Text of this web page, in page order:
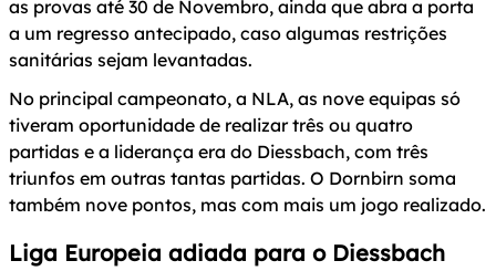
as provas até 30 de Novembro, ainda que abra a porta
a um regresso antecipado, caso algumas restrições
sanitárias sejam levantadas.
No principal campeonato, a NLA, as nove equipas só
tiveram oportunidade de realizar três ou quatro
partidas e a liderança era do Diessbach, com três
triunfos em outras tantas partidas. O Dornbirn soma
também nove pontos, mas com mais um jogo realizado.
Liga Europeia adiada para o Diessbach